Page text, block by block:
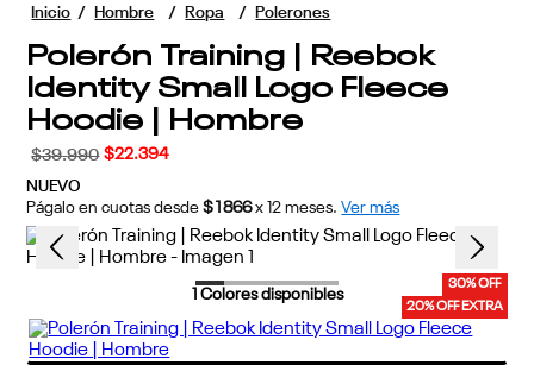
Hombre Ropa Polerones
Polerón Training | Reebok
Identity Small Logo Fleece
Hoodie | Hombre
$39.990 $22.394
NUEVO
Págalo en cuotas desde $1866 x 12 meses. Ver más
30% OFF
20% OFF EXTRA
Colores disponibles